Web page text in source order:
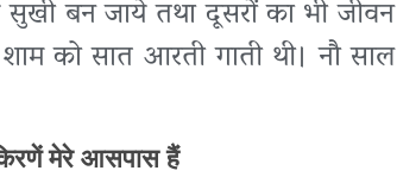
बन जाये तथा दूसरों का भी जीवन
को सात आरती गाती थी। नौ साल
मेरे आसपास हैं